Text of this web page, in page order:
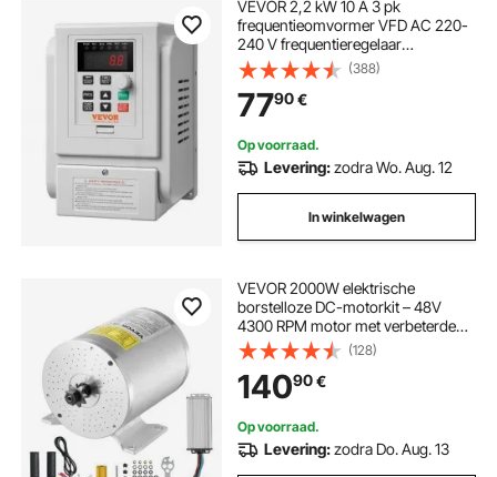
VEVOR 2,2 kW 10 A 3 pk
frequentieomvormer VFD AC 220-
240 V frequentieregelaar
snelheidsregelaar
frequentieomvormer omvormer
motor VFD omvormer variabele
frequentiedriver inclusief 20 cm
stuurkabel
(388)
7790€
Op voorraad.
Levering:zodra Wo. Aug. 12
In winkelwagen
VEVOR 2000W elektrische
borstelloze DC-motorkit – 48V
4300 RPM motor met verbeterde
snelheidsregelaar en gashendelkit
voor skelters, e-bikes,
motorfietsen, scooters en doe-het-
zelfprojecten
(128)
14090€
Op voorraad.
Levering:zodra Do. Aug. 13